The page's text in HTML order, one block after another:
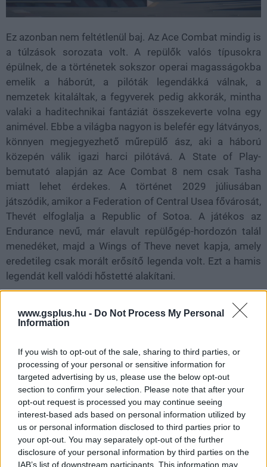
www.gsplus.hu - Do Not Process My Personal
Information
If you wish to opt-out of the sale, sharing to third parties, or
processing of your personal or sensitive information for
targeted advertising by us, please use the below opt-out
section to confirm your selection. Please note that after your
opt-out request is processed you may continue seeing
interest-based ads based on personal information utilized by
us or personal information disclosed to third parties prior to
your opt-out. You may separately opt-out of the further
disclosure of your personal information by third parties on the
IAB’s list of downstream participants. This information may
Ez azonban nem feltétlenül baj. Az Ace Combat mindig is
a túlzások sorozata volt. A repülők valós típusokra
épülnek, de a történetek sokszor operai magasságokba
emelik a háborút, a pilóták legendákká válnak, a
nemzetek kitaláltak, a fegyverek pedig akkorák, mintha
valaki a haditechnikai fantáziát összekeverte volna egy
animével. Ebbe a világba nagyon is belefér egy látványos,
könnyen megjegyezhető műrepülő ász, aki a háború
közepén válik igazi harci pilótává. A State of Play-
bemutató alapján az Ace Combat 8 nem csak Tasha
miatt lehet érdekes. A történet 2029 júliusában
játszódik, amikor a Federation of Central Usea fővárosát,
Thevét elfoglalja a Republic of Sotoa. A játékos az
Endurance nevű, már elavult repülőgép-hordozón talál
menedéket, majd a Wings of Theve nevet kapja, amely
eredetileg csak morált erősítő legenda volt. Ezt a hamis
legendát kell valódi hőstetté alakítani.
A kampányban több mint 30 repülőgép lesz vezethető, a
légiharc mellett földi és tengeri célpontokat is
jellemző óriásfegyveres csaták is. A bemutatott
szárazföldi csatahajó például pont az a fajta ellenfél,
amely miatt az Ace Combat régóta külön világ a katonai
akciójátékokon belül: egyszerre komolyan vett
hadszíntér és teljesen elszállt anime-háború. Tasha
Seversky most azért kapott ekkora figyelmet, mert a
trailerben rögtön felismerhető arcot adott ennek az
egész konfliktusnak. A repülők szépek, a robbanások